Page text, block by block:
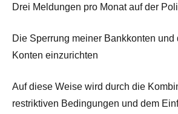
Drei Meldungen pro Monat auf der
Die Sperrung meiner Bankkonten und
Konten einzurichten
Auf diese Weise wird durch die
restriktiven Bedingungen und dem